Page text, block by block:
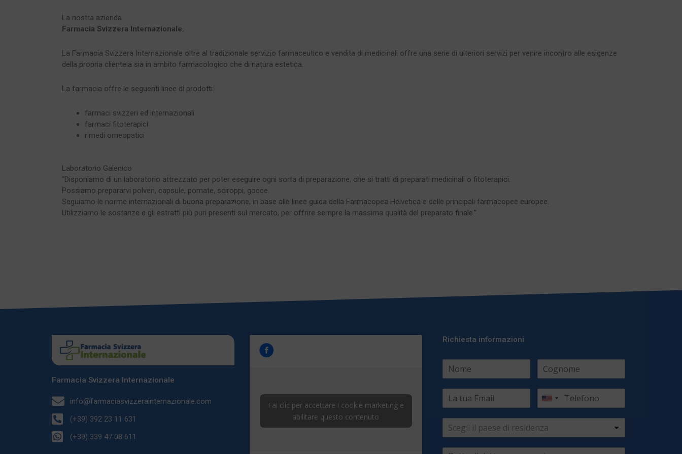
La nostra azienda
Farmacia Svizzera Internazionale.
La Farmacia Svizzera Internazionale oltre al tradizionale servizio farmaceutico e vendita di medicinali offre una serie di ulteriori servizi per venire incontro alle esigenze
della propria clientela sia in ambito farmacologico che di natura estetica.
La farmacia offre le seguenti linee di prodotti:
farmaci svizzeri ed internazionali
farmaci fitoterapici
rimedi omeopatici
Laboratorio Galenico
“Disponiamo di un laboratorio attrezzato per poter eseguire ogni sorta di preparazione, che si tratti di preparati medicinali o fitoterapici.
Possiamo prepararvi polveri, capsule, pomate, sciroppi, gocce.
Seguiamo le norme internazionali di buona preparazione, in base alle linee guida della Farmacopea Helvetica e delle principali farmacopee europee.
Utilizziamo le sostanze e gli estratti più puri presenti sul mercato, per offrire sempre la massima qualità del preparato finale.”
Farmacia Svizzera Internazionale
info@farmaciasvizzerainternazionale.com
(+39) 392 23 11 631
(+39) 339 47 08 611
Fai clic per accettare i cookie marketing e
abilitare questo contenuto
Richiesta informazioni
Scegli il paese di residenza